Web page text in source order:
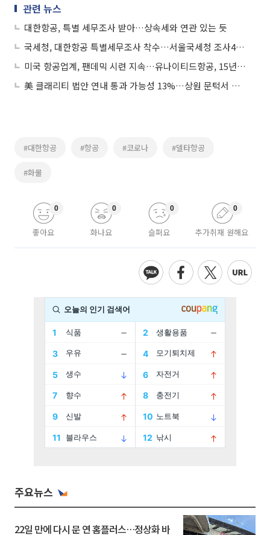
관련 뉴스
대한항공, 특별 세무조사 받아…상속세와 연관 있는 듯
국세청, 대한항공 특별세무조사 착수…서울국세청 조사4국 투입
미국 항공업계, 팬데믹 시련 지속…유나이티드항공, 15년 만에 최대폭 적자
美 클래리티 법안 연내 통과 가능성 13%…상원 문턱서 제동
#대한항공 #항공 #코로나 #델타항공
#화물
좋아요
0
화나요
0
슬퍼요
0
추가취재 원해요
0
주요뉴스
22일 만에 다시 문 연 홈플러스…정상화 바